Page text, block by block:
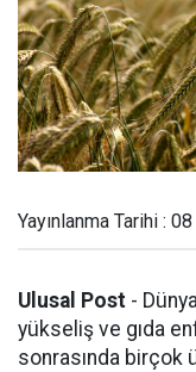
Yayınlanma Tarihi :
Ulusal Post -
yükseliş ve gıda
sonrasında birçok